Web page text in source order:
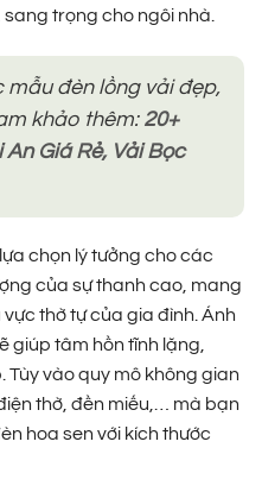
trọng cho ngôi nhà.
mẫu đèn lồng vải đẹp,
khảo thêm: 20+
Giá Rẻ, Vải Bọc
chọn lý tưởng cho các
của sự thanh cao, mang
thờ tự của gia đình. Ánh
giúp tâm hồn tĩnh lặng,
Tùy vào quy mô không gian
thờ, đền miếu,… mà bạn
hoa sen với kích thước